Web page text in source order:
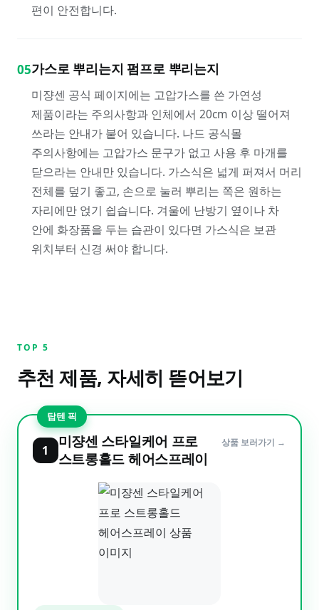
편이 안전합니다.
05가스로 뿌리는지 펌프로 뿌리는지
미쟝센 공식 페이지에는 고압가스를 쓴 가연성
제품이라는 주의사항과 인체에서 20cm 이상 떨어져
쓰라는 안내가 붙어 있습니다. 나드 공식몰
주의사항에는 고압가스 문구가 없고 사용 후 마개를
닫으라는 안내만 있습니다. 가스식은 넓게 퍼져서 머리
전체를 덮기 좋고, 손으로 눌러 뿌리는 쪽은 원하는
자리에만 얹기 쉽습니다. 겨울에 난방기 옆이나 차
안에 화장품을 두는 습관이 있다면 가스식은 보관
위치부터 신경 써야 합니다.
TOP 5
추천 제품, 자세히 뜯어보기
탑텐 픽
1
미쟝센 스타일케어 프로
스트롱홀드 헤어스프레이
상품 보러가기 →